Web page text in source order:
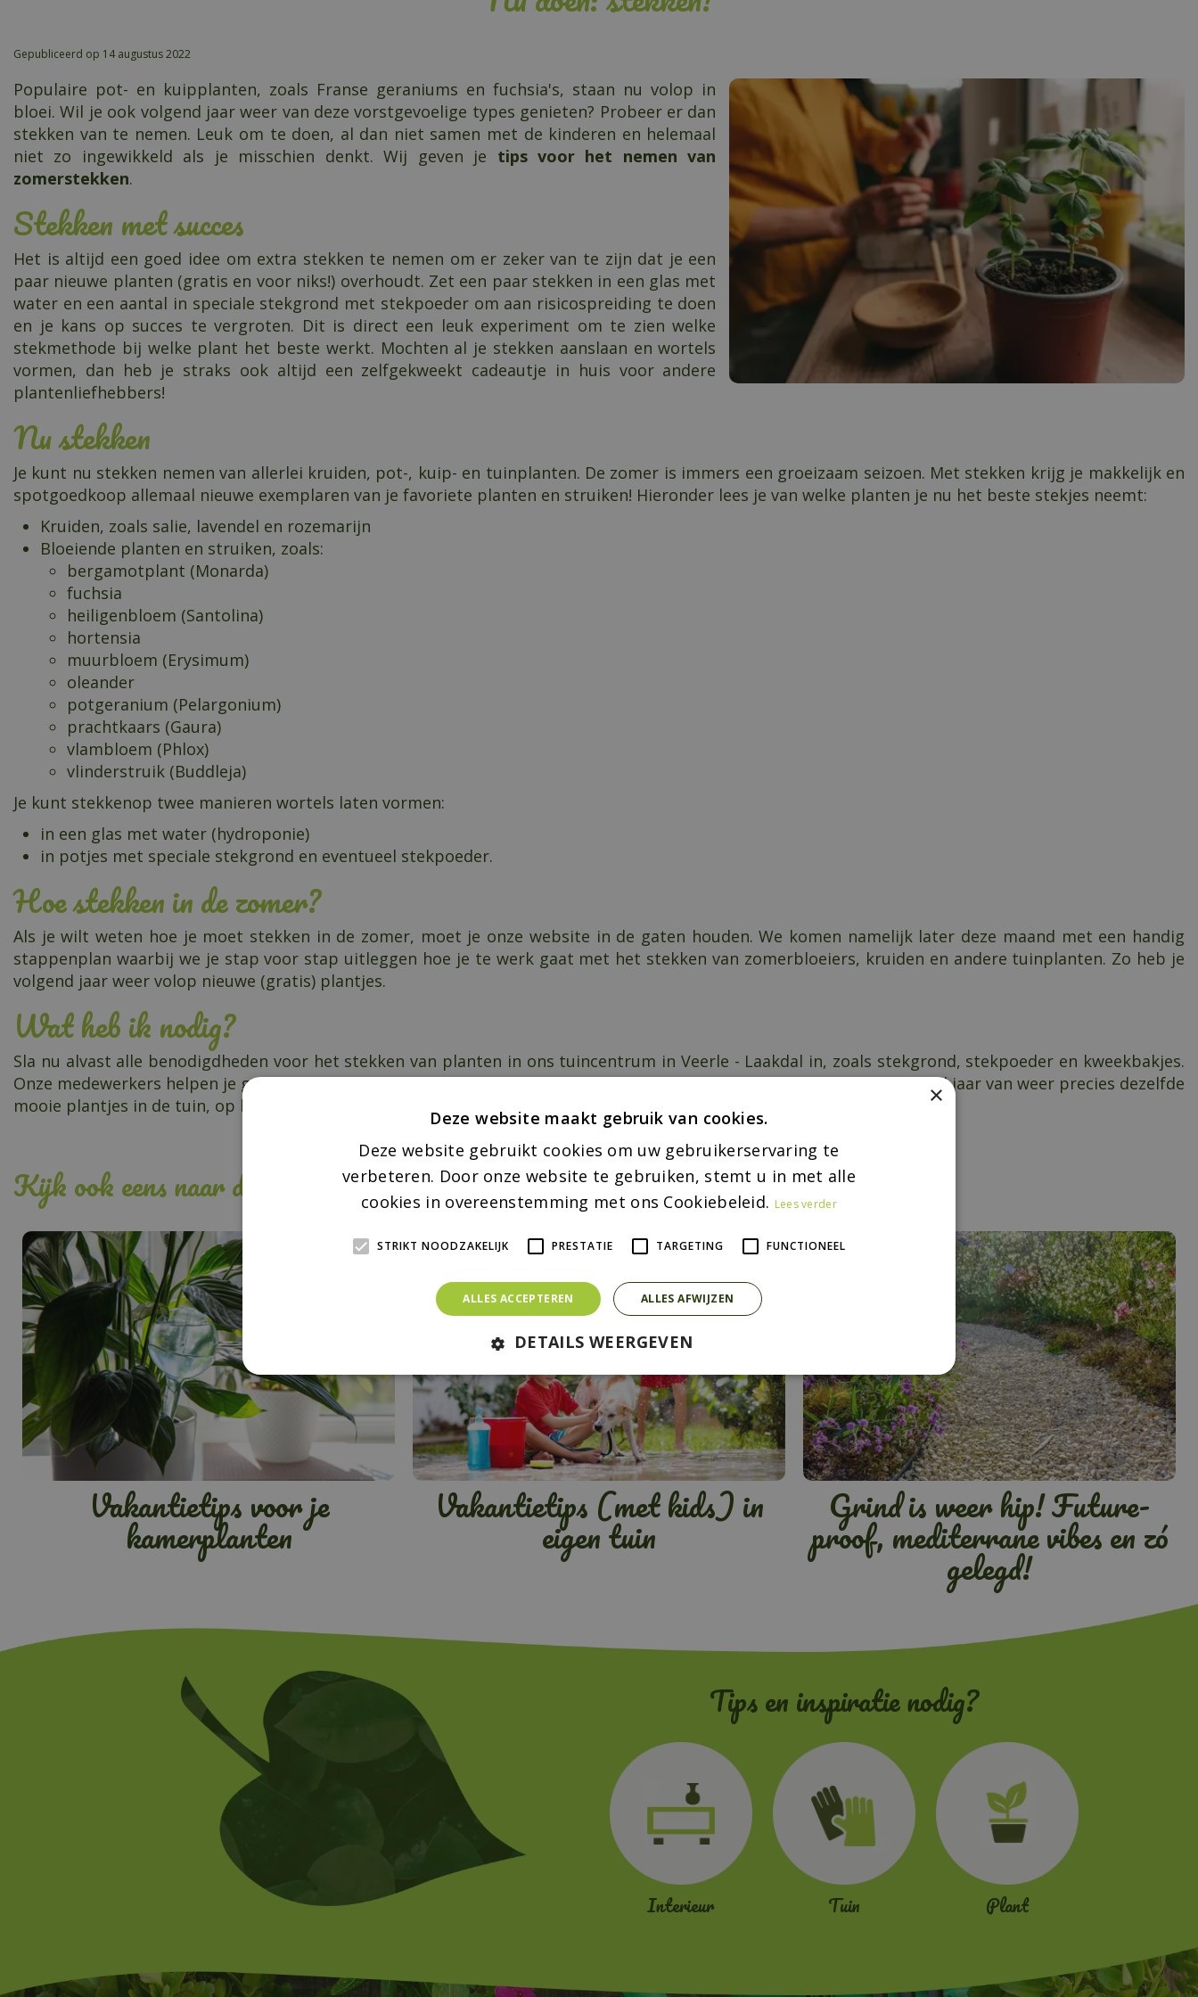
Gepubliceerd op 14 augustus 2022
Populaire pot- en kuipplanten, zoals Franse geraniums en fuchsia's, staan nu volop in
bloei. Wil je ook volgend jaar weer van deze vorstgevoelige types genieten? Probeer er dan
stekken van te nemen. Leuk om te doen, al dan niet samen met de kinderen en helemaal
niet zo ingewikkeld als je misschien denkt. Wij geven je tips voor het nemen van
zomerstekken.
Stekken met succes
Het is altijd een goed idee om extra stekken te nemen om er zeker van te zijn dat je een
paar nieuwe planten (gratis en voor niks!) overhoudt. Zet een paar stekken in een glas met
water en een aantal in speciale stekgrond met stekpoeder om aan risicospreiding te doen
en je kans op succes te vergroten. Dit is direct een leuk experiment om te zien welke
stekmethode bij welke plant het beste werkt. Mochten al je stekken aanslaan en wortels
vormen, dan heb je straks ook altijd een zelfgekweekt cadeautje in huis voor andere
plantenliefhebbers!
Nu stekken
Je kunt nu stekken nemen van allerlei kruiden, pot-, kuip- en tuinplanten. De zomer is immers een groeizaam seizoen. Met stekken krijg je makkelijk en
spotgoedkoop allemaal nieuwe exemplaren van je favoriete planten en struiken! Hieronder lees je van welke planten je nu het beste stekjes neemt:
Kruiden, zoals salie, lavendel en rozemarijn
Bloeiende planten en struiken, zoals:
bergamotplant (Monarda)
fuchsia
heiligenbloem (Santolina)
hortensia
muurbloem (Erysimum)
oleander
potgeranium (Pelargonium)
prachtkaars (Gaura)
vlambloem (Phlox)
vlinderstruik (Buddleja)
Je kunt stekkenop twee manieren wortels laten vormen:
in een glas met water (hydroponie)
in potjes met speciale stekgrond en eventueel stekpoeder.
Hoe stekken in de zomer?
Als je wilt weten hoe je moet stekken in de zomer, moet je onze website in de gaten houden. We komen namelijk later deze maand met een handig
stappenplan waarbij we je stap voor stap uitleggen hoe je te werk gaat met het stekken van zomerbloeiers, kruiden en andere tuinplanten. Zo heb je
volgend jaar weer volop nieuwe (gratis) plantjes.
Wat heb ik nodig?
Sla nu alvast alle benodigdheden voor het stekken van planten in ons tuincentrum in Veerle - Laakdal in, zoals stekgrond, stekpoeder en kweekbakjes.
Onze medewerkers helpen je graag verder. Zelf stekken is het leukste wat er is! Ga ook zelf aan de slag en geniet volgend jaar van weer precies dezelfde
mooie plantjes in de tuin, op het balkon of op het terras.
Kijk ook eens naar de volgende berichten:
Vakantietips voor je
kamerplanten
Vakantietips (met kids) in
eigen tuin
Grind is weer hip! Future-
proof, mediterrane vibes en zó
gelegd!
Tips en inspiratie nodig?
Interieur Tuin Plant
×
Deze website maakt gebruik van cookies.
Deze website gebruikt cookies om uw gebruikerservaring te
verbeteren. Door onze website te gebruiken, stemt u in met alle
cookies in overeenstemming met ons Cookiebeleid. Lees verder
STRIKT NOODZAKELIJK PRESTATIE TARGETING FUNCTIONEEL
ALLES ACCEPTEREN ALLES AFWIJZEN
DETAILS WEERGEVEN